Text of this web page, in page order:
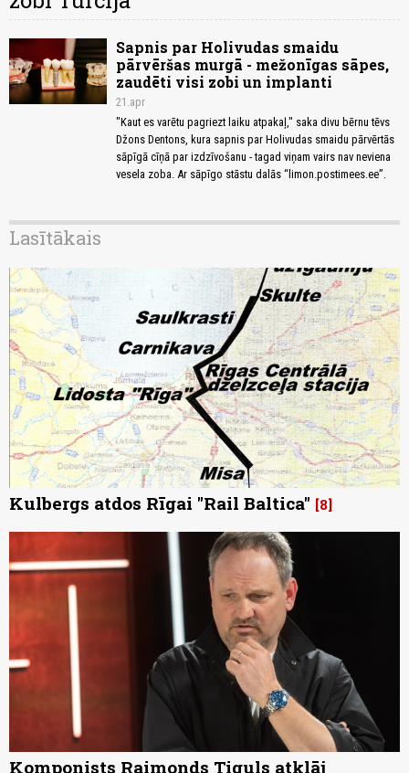
Sapnis par Holivudas smaidu
pārvēršas murgā - mežonīgas sāpes,
zaudēti visi zobi un implanti
21.apr
"Kaut es varētu pagriezt laiku atpakaļ," saka divu bērnu tēvs
Džons Dentons, kura sapnis par Holivudas smaidu pārvērtās
sāpīgā cīņā par izdzīvošanu - tagad viņam vairs nav neviena
vesela zoba. Ar sāpīgo stāstu dalās “limon.postimees.ee”.
Lasītākais
Kulbergs atdos Rīgai "Rail Baltica" 8
Komponists Raimonds Tiguls atklāj